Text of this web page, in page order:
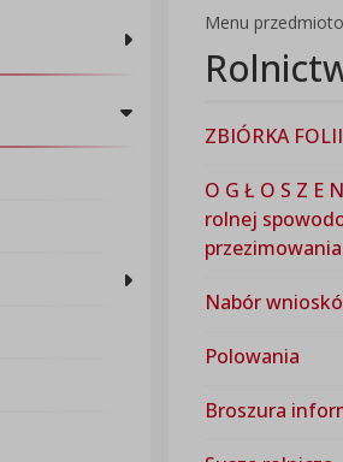
Menu
ZBIÓRKA
O G Ł O S Z E
rolnej
Nabór
Polowania
Broszura